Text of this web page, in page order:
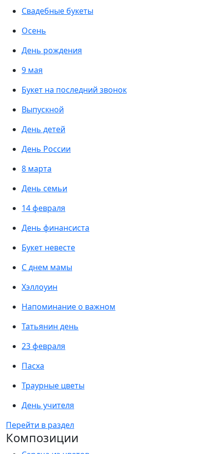
Свадебные букеты
Осень
День рождения
9 мая
Букет на последний звонок
Выпускной
День детей
День России
8 марта
День семьи
14 февраля
День финансиста
Букет невесте
С днем мамы
Хэллоуин
Напоминание о важном
Татьянин день
23 февраля
Пасха
Траурные цветы
День учителя
Перейти в раздел
Композиции